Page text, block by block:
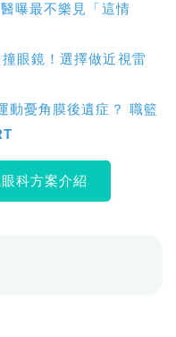
曝最不樂見「這情
眼鏡！選擇做近視雷
動憂角膜後遺症？ 職籃
科方案介紹